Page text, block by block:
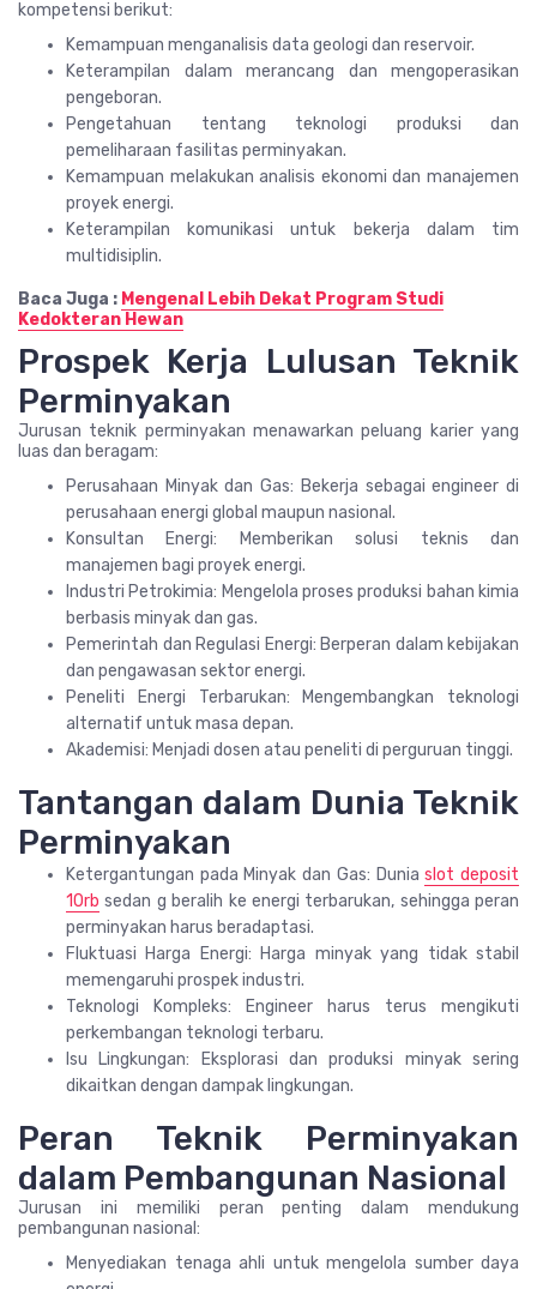
kompetensi berikut:
Kemampuan menganalisis data geologi dan reservoir.
Keterampilan dalam merancang dan mengoperasikan
pengeboran.
Pengetahuan tentang teknologi produksi dan
pemeliharaan fasilitas perminyakan.
Kemampuan melakukan analisis ekonomi dan manajemen
proyek energi.
Keterampilan komunikasi untuk bekerja dalam tim
multidisiplin.
Baca Juga : Mengenal Lebih Dekat Program Studi
Kedokteran Hewan
Prospek Kerja Lulusan Teknik
Perminyakan
Jurusan teknik perminyakan menawarkan peluang karier yang
luas dan beragam:
Perusahaan Minyak dan Gas: Bekerja sebagai engineer di
perusahaan energi global maupun nasional.
Konsultan Energi: Memberikan solusi teknis dan
manajemen bagi proyek energi.
Industri Petrokimia: Mengelola proses produksi bahan kimia
berbasis minyak dan gas.
Pemerintah dan Regulasi Energi: Berperan dalam kebijakan
dan pengawasan sektor energi.
Peneliti Energi Terbarukan: Mengembangkan teknologi
alternatif untuk masa depan.
Akademisi: Menjadi dosen atau peneliti di perguruan tinggi.
Tantangan dalam Dunia Teknik
Perminyakan
Ketergantungan pada Minyak dan Gas: Duniaslot deposit
10rb sedan g beralih ke energi terbarukan, sehingga peran
perminyakan harus beradaptasi.
Fluktuasi Harga Energi: Harga minyak yang tidak stabil
memengaruhi prospek industri.
Teknologi Kompleks: Engineer harus terus mengikuti
perkembangan teknologi terbaru.
Isu Lingkungan: Eksplorasi dan produksi minyak sering
dikaitkan dengan dampak lingkungan.
Peran Teknik Perminyakan
dalam Pembangunan Nasional
Jurusan ini memiliki peran penting dalam mendukung
pembangunan nasional:
Menyediakan tenaga ahli untuk mengelola sumber daya